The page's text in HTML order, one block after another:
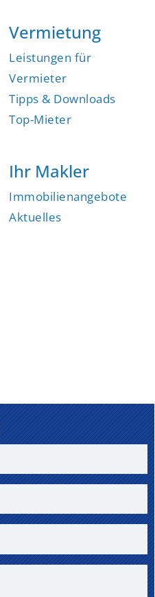
Vermietung
Leistungen für
Vermieter
Tipps & Downloads
Top-Mieter
Ihr Makler
Immobilienangebote
Aktuelles